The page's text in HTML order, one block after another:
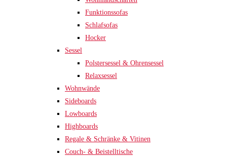
Funktionssofas
Schlafsofas
Hocker
Sessel
Polstersessel & Ohrensessel
Relaxsessel
Wohnwände
Sideboards
Lowboards
Highboards
Regale & Schränke & Vitinen
Couch- & Beistelltische